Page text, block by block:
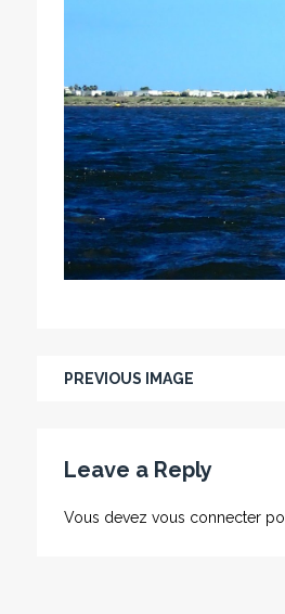
PREVIOUS IMAGE
Leave a Reply
Vous devez vous connecter